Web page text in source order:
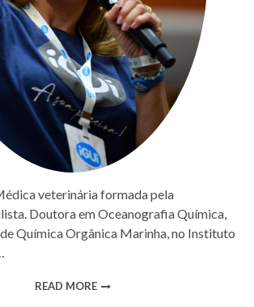
veterinária formada pela
Doutora em Oceanografia Química,
Química Orgânica Marinha, no Instituto
READ MORE